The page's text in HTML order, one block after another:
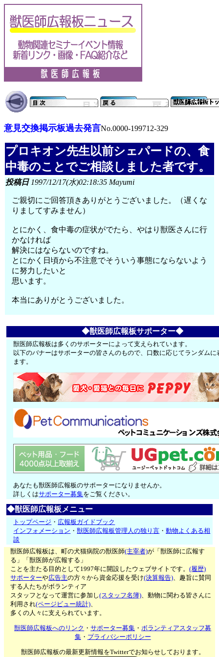
意見交換掲示板過去発言No.0000-199712-329
プロキオン先生以前シェパードの、食
中毒のことでご相談しました者です。
投稿日1997/12/17(水)02:18:35 Mayumi
ご親切にご回答頂きありがとうございました。（遅くな
りましてすみません）
とにかく、食中毒の症状がでたら、やはり獣医さんに行
かなければ
解決にはならないのですね。
とにかく日頃から不注意でそういう事態にならないよう
に努力したいと
思います。
本当にありがとうございました。
◆獣医師広報板サポーター◆
獣医師広報板は多くのサポーターによって支えられています。
以下のバナーはサポーターの皆さんのもので、口数に応じてランダムに
ます。
あなたも獣医師広報板のサポーターになりませんか。
詳しくはサポーター募集をご覧ください。
◆獣医師広報板メニュー
トップページ ・ 広報板ガイドブック
インフォメーション ・獣医師広報板管理人の独り言 ・動物よくある相
談
獣医師広報板は、町の犬猫病院の獣医師(主宰者)が「獣医師に広報す
る」「獣医師が広報する」
ことを主たる目的として1997年に開設したウェブサイトです。(履歴)
サポーターや広告主の方々から資金応援を受け(決算報告)、趣旨に賛同
する人たちがボランティア
スタッフとなって運営に参加し(スタッフ名簿)、動物に関わる皆さんに
利用され(ページビュー統計)、
多くの人々に支えられています。
獣医師広報板へのリンク ・サポーター募集 ・ボランティアスタッフ募
集・ プライバシーポリシー
獣医師広報板の最新更新情報をTwitterでお知らせしております。